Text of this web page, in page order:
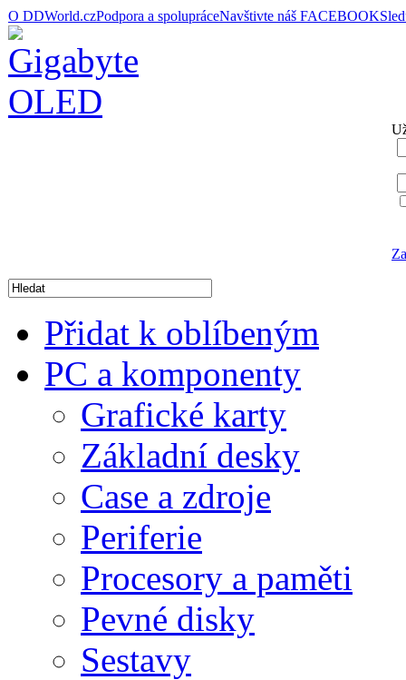
O DDWorld.czPodpora a spolupráceNavštivte náš FACEBOOK
Přidat k oblíbeným
PC a komponenty
Grafické karty
Základní desky
Case a zdroje
Periferie
Procesory a paměti
Pevné disky
Sestavy